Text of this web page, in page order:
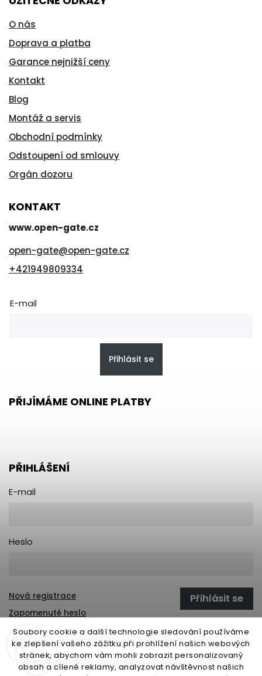
Soubory cookie a další technologie sledování používáme
ke zlepšení vašeho zážitku při prohlížení našich webových
stránek, abychom vám mohli zobrazit personalizovaný
obsah a cílené reklamy, analyzovat návštěvnost našich
O nás
Doprava a platba
Garance nejnižší ceny
Kontakt
Blog
Montáž a servis
Obchodní podmínky
Odstoupení od smlouvy
Orgán dozoru
KONTAKT
www.open-gate.cz
open-gate@open-gate.cz
+421949809334
E-mail
Přihlásit se
PŘIJÍMÁME ONLINE PLATBY
PŘIHLÁŠENÍ
E-mail
Heslo
Přihlásit se
Nová registrace
Zapomenuté heslo
open-gate.sk montazpohonu.sk